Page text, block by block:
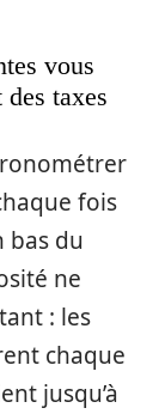
vous
taxes
fois
bas du
ne
: les
chaque
jusqu’à